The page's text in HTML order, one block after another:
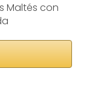
Maltés con